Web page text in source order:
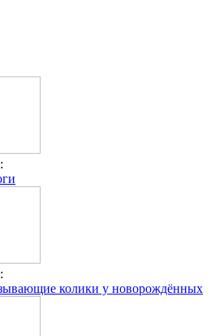
колики у новорождённых